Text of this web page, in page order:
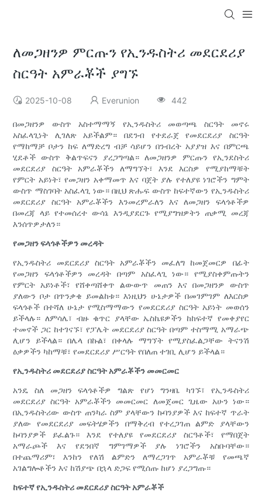
ለመጋዘንዎ ምርጡን የኢንዱስትሪ መደርደሪያ
ስርዓት አምራቾች ያግኙ
2025-10-08 Everunion 442
በመጋዘንዎ ውስጥ አስተማማኝ የኢንዱስትሪ መወጣጫ ስርዓት መኖሩ
አስፈላጊነት ሊገለጽ አይችልም። በደንብ የተደራጀ የመደርደሪያ ስርዓት
የማከማቻ ቦታን ከፍ ለማድረግ ብቻ ሳይሆን በንብረት አያያዝ እና በምርጫ
ሂደቶች ውስጥ ቅልጥፍናን ያረጋግጣል። ለመጋዘንዎ ምርጡን የኢንደስትሪ
መደርደሪያ ስርዓት አምራቾችን ለማግኘት፣ እንደ እርስዎ የሚያከማቹት
የምርት አይነት፣ የመጋዘን አቀማመጥ እና ባጀት ያሉ የተለያዩ ነገሮችን ግምት
ውስጥ ማስገባት አስፈላጊ ነው። በዚህ ጽሑፍ ውስጥ ከፍተኛውን የኢንዱስትሪ
መደርደሪያ ስርዓት አምራቾችን እንመረምራለን እና ለመጋዘን ፍላጎቶችዎ
በመረጃ ላይ የተመሰረተ ውሳኔ እንዲያደርጉ የሚያግዝዎትን ጠቃሚ መረጃ
እንሰጥዎታለን።
የመጋዘን ፍላጎቶችዎን መረዳት
የኢንዱስትሪ መደርደሪያ ስርዓት አምራቾችን መፈለግ ከመጀመርዎ በፊት
የመጋዘን ፍላጎቶችዎን መረዳት በጣም አስፈላጊ ነው። የሚያስቀምጡትን
የምርት አይነቶች፣ የሸቀጣሸቀጥ ልውውጥ መጠን እና በመጋዘንዎ ውስጥ
ያለውን ቦታ በጥንቃቄ ይመልከቱ። እነዚህን ሁኔታዎች በመገምገም ለእርስዎ
ፍላጎቶች በተሻለ ሁኔታ የሚስማማውን የመደርደሪያ ስርዓት አይነት መወሰን
ይችላሉ። ለምሳሌ፣ ብዙ ቁጥር ያላቸው ኤስኬዩዎችን ከከፍተኛ የመቀያየር
ተመኖች ጋር ከተገናኙ፣ የፓሌት መደርደሪያ ስርዓት በጣም ተስማሚ አማራጭ
ሊሆን ይችላል። በሌላ በኩል፣ በቀላሉ ማግኘት የሚያስፈልጋቸው ትናንሽ
ዕቃዎችን ካከማቹ፣ የመደርደሪያ ሥርዓት የበለጠ ተገቢ ሊሆን ይችላል።
የኢንዱስትሪ መደርደሪያ ስርዓት አምራቾችን መመርመር
አንዴ ስለ መጋዘን ፍላጎቶችዎ ግልጽ የሆነ ግንዛቤ ካገኙ፣ የኢንዱስትሪ
መደርደሪያ ስርዓት አምራቾችን መመርመር ለመጀመር ጊዜው አሁን ነው።
በኢንዱስትሪው ውስጥ ጠንካራ ስም ያላቸውን ኩባንያዎች እና ከፍተኛ ጥራት
ያለው የመደርደሪያ መፍትሄዎችን በማቅረብ የተረጋገጠ ልምድ ያላቸውን
ኩባንያዎች ይፈልጉ። እንደ የተለያዩ የመደርደሪያ ስርዓቶች፣ የማበጀት
አማራጮች እና የደንበኛ ግምገማዎች ያሉ ነገሮችን አስቡባቸው።
በተጨማሪም፣ እንከን የለሽ ልምድን ለማረጋገጥ አምራቾቹ የመጫኛ
አገልግሎቶችን እና ከሽያጭ በኋላ ድጋፍ የሚሰጡ ከሆነ ያረጋግጡ።
ከፍተኛ የኢንዱስትሪ መደርደሪያ ስርዓት አምራቾች